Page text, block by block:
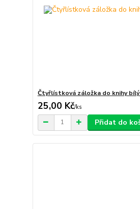
Čtyřlístková záložka do knihy
25,00 Kč/ks
Přidat do